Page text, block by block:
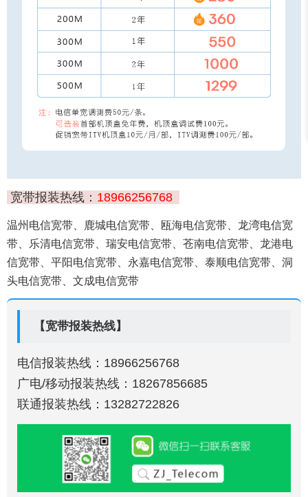
宽带报装热线： 18966256768
温州电信宽带、鹿城电信宽带、瓯海电信宽带、龙湾电信宽
带、乐清电信宽带、瑞安电信宽带、苍南电信宽带、龙港电
信宽带、平阳电信宽带、永嘉电信宽带、泰顺电信宽带、洞
头电信宽带、文成电信宽带
【宽带报装热线】
电信报装热线：18966256768
广电/移动报装热线：18267856685
联通报装热线：13282722826